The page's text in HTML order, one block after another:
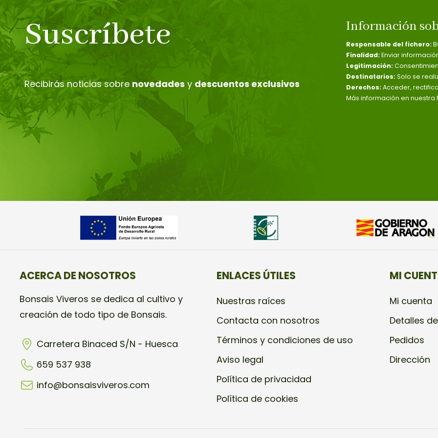
Suscríbete
Recibirás noticias sobre novedades y descuentos exclusivos
Información
Responsable del fichero:
Finalidad: Enviar
Legitimación:
Destinatarios: Solo se
Derechos: Acceder,
Más información en nuestra
ACERCA DE NOSOTROS
Bonsais Viveros se dedica al cultivo y
creación de todo tipo de Bonsais.
Carretera Binaced S/N - Huesca
659 537 938
info@bonsaisviveros.com
ENLACES ÚTILES
Nuestras raíces
Contacta con nosotros
Términos y condiciones de uso
Aviso legal
Política de privacidad
Política de cookies
MI
Mi cuenta
Detalles
Pedidos
Dirección